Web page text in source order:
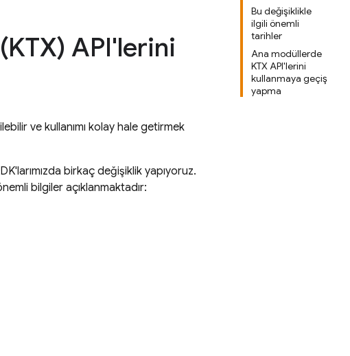
Bu değişiklikle
ilgili önemli
tarihler
Ana modüllerde
KTX API'lerini
kullanmaya geçiş
yapma
API'lerini
ve kullanımı kolay hale getirmek
birkaç değişiklik yapıyoruz.
bilgiler açıklanmaktadır: